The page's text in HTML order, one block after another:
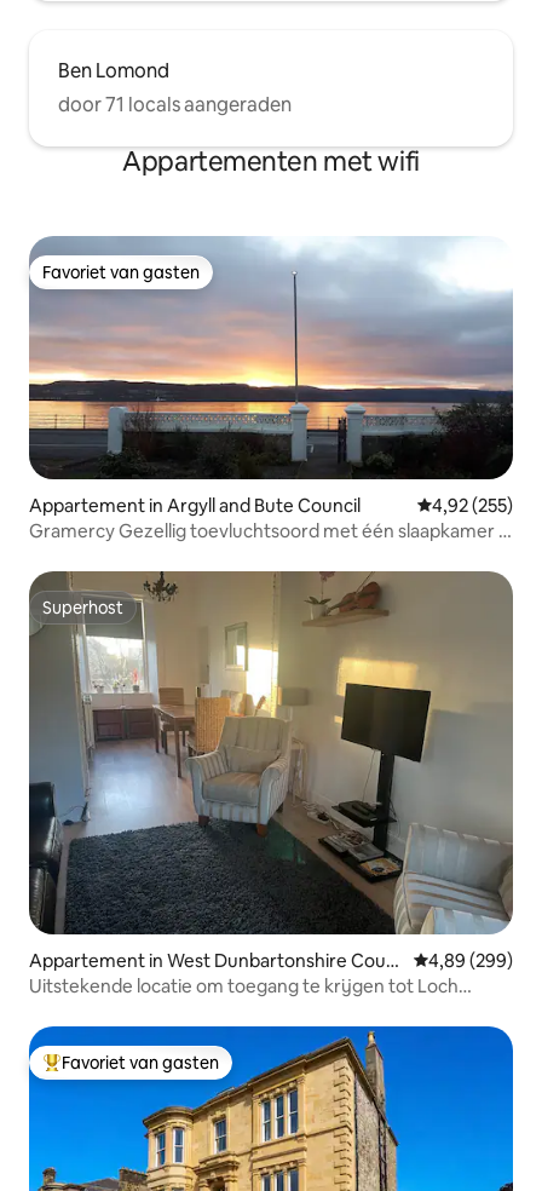
Ben Lomond
door 71 locals aangeraden
Appartementen met wifi
Favoriet van gasten
Favoriet van gasten
Appartement in Argyll and Bute Council Gemiddelde
4,92 (255)
Gramercy Gezellig toevluchtsoord met één slaapkamer -
Superhost
Superhost
Appartement in West Dunbartonshire Coun
cil
Gemiddelde
4,89 (299)
Uitstekende locatie om toegang te krijgen tot Loch
Topfavoriet van gasten
Favoriet van gasten